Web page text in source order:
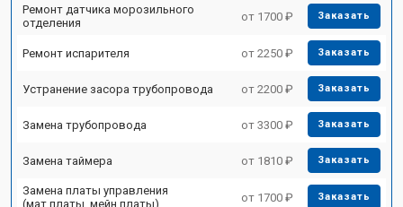
Ремонт датчика морозильного
отделения
от 1700 ₽ Заказать
Ремонт испарителя от 2250 ₽ Заказать
Устранение засора трубопровода от 2200 ₽ Заказать
Замена трубопровода от 3300 ₽ Заказать
Замена таймера от 1810 ₽ Заказать
Замена платы управления
(мат.платы, мейн платы)
от 1700 ₽ Заказать